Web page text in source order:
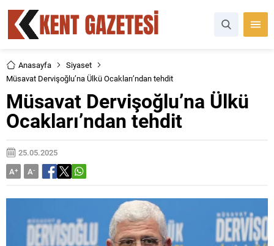
Anasayfa
Siyaset
Müsavat Dervişoğlu’na Ülkü Ocakları’ndan tehdit
Müsavat Dervişoğlu’na Ülkü
Ocakları’ndan tehdit
25.05.2025
A+ A-